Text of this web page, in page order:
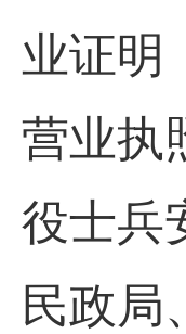
业证明
营业执
役士兵
民政局